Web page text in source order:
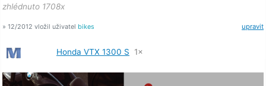
zhlédnuto 1708x
upravit
» 12/2012 vložil uživatel bikes
Honda VTX 1300 S 1×